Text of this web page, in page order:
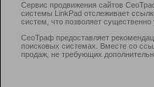
Сервис продвижения сайтов
системы LinkPad отслеживает
систем, что позволяет
СеоТраф предоставляет
поисковых системах. Вместе со
продаж, не требующих